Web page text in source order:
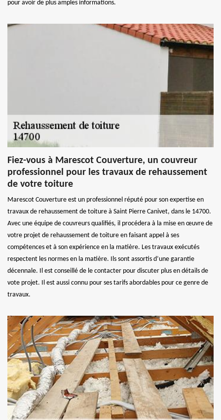
pour avoir de plus amples informations.
Fiez-vous à Marescot Couverture, un couvreur
professionnel pour les travaux de rehaussement
de votre toiture
Marescot Couverture est un professionnel réputé pour son expertise en
travaux de rehaussement de toiture à Saint Pierre Canivet, dans le 14700.
Avec une équipe de couvreurs qualifiés, il procédera à la mise en œuvre de
votre projet de rehaussement de toiture en faisant appel à ses
compétences et à son expérience en la matière. Les travaux exécutés
respectent les normes en la matière. Ils sont assortis d’une garantie
décennale. Il est conseillé de le contacter pour discuter plus en détails de
vote projet. Il est aussi connu pour ses tarifs abordables pour ce genre de
travaux.